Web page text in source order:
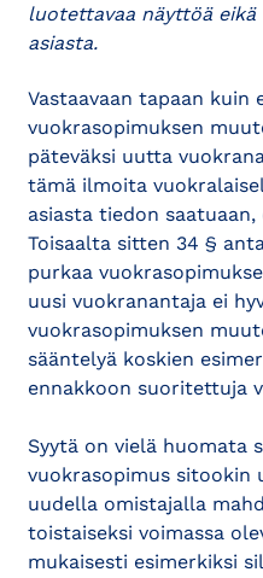
luotettavaa näyttöä
asiasta.
Vastaavaan tapaan kuin
vuokrasopimuksen
päteväksi uutta
tämä ilmoita
asiasta tiedon
Toisaalta sitten 34 §
purkaa
uusi vuokranantaja ei
vuokrasopimuksen
sääntelyä koskien
ennakkoon suoritettuja
Syytä on vielä huomata
vuokrasopimus sitookin
uudella omistajalla
toistaiseksi voimassa
mukaisesti esimerkiksi